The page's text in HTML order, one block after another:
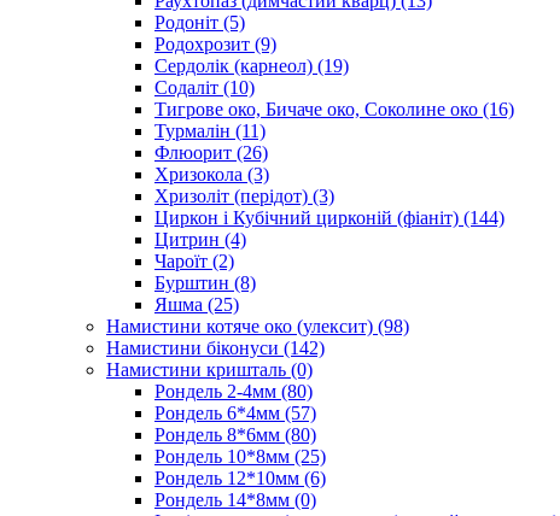
Родоніт (5)
Родохрозит (9)
Сердолік (карнеол) (19)
Содаліт (10)
Тигрове око, Бичаче око, Соколине око (16)
Турмалін (11)
Флюорит (26)
Хризокола (3)
Хризоліт (перідот) (3)
Циркон і Кубічний цирконій (фіаніт) (144)
Цитрин (4)
Чароїт (2)
Бурштин (8)
Яшма (25)
Намистини котяче око (улексит) (98)
Намистини біконуси (142)
Намистини кришталь (0)
Рондель 2-4мм (80)
Рондель 6*4мм (57)
Рондель 8*6мм (80)
Рондель 10*8мм (25)
Рондель 12*10мм (6)
Рондель 14*8мм (0)